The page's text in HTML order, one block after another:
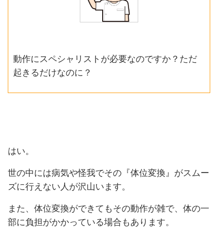
動作にスペシャリストが必要なのですか？ただ
起きるだけなのに？
はい。
世の中には病気や怪我でその『体位変換』がスムー
ズに行えない人が沢山います。
また、体位変換ができてもその動作が雑で、体の一
部に負担がかかっている場合もあります。